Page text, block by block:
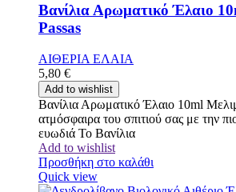
Βανίλια Αρωματικό Έλαιο
Passas
ΑΙΘΕΡΙΑ ΕΛΑΙΑ
5,80 €
Add to wishlist
Βανίλια Αρωματικό Έλαιο 10ml
ατμόσφαιρα του σπιτιού σας με την
ευωδιά Το Βανίλια
Add to wishlist
Προσθήκη στο καλάθι
Quick view